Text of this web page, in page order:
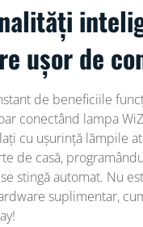
ușor de
de beneficiile
conectând lampa
cu ușurință lămpile
de casă,
stingă automat. Nu
suplimentar,